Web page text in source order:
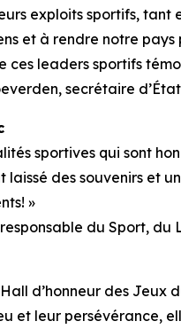
exploits sportifs,
et à rendre notre
ces leaders sportifs
secrétaire
sportives qui sont
laissé des souvenirs et
»
du Sport,
d’honneur des Jeux
et leur persévérance,